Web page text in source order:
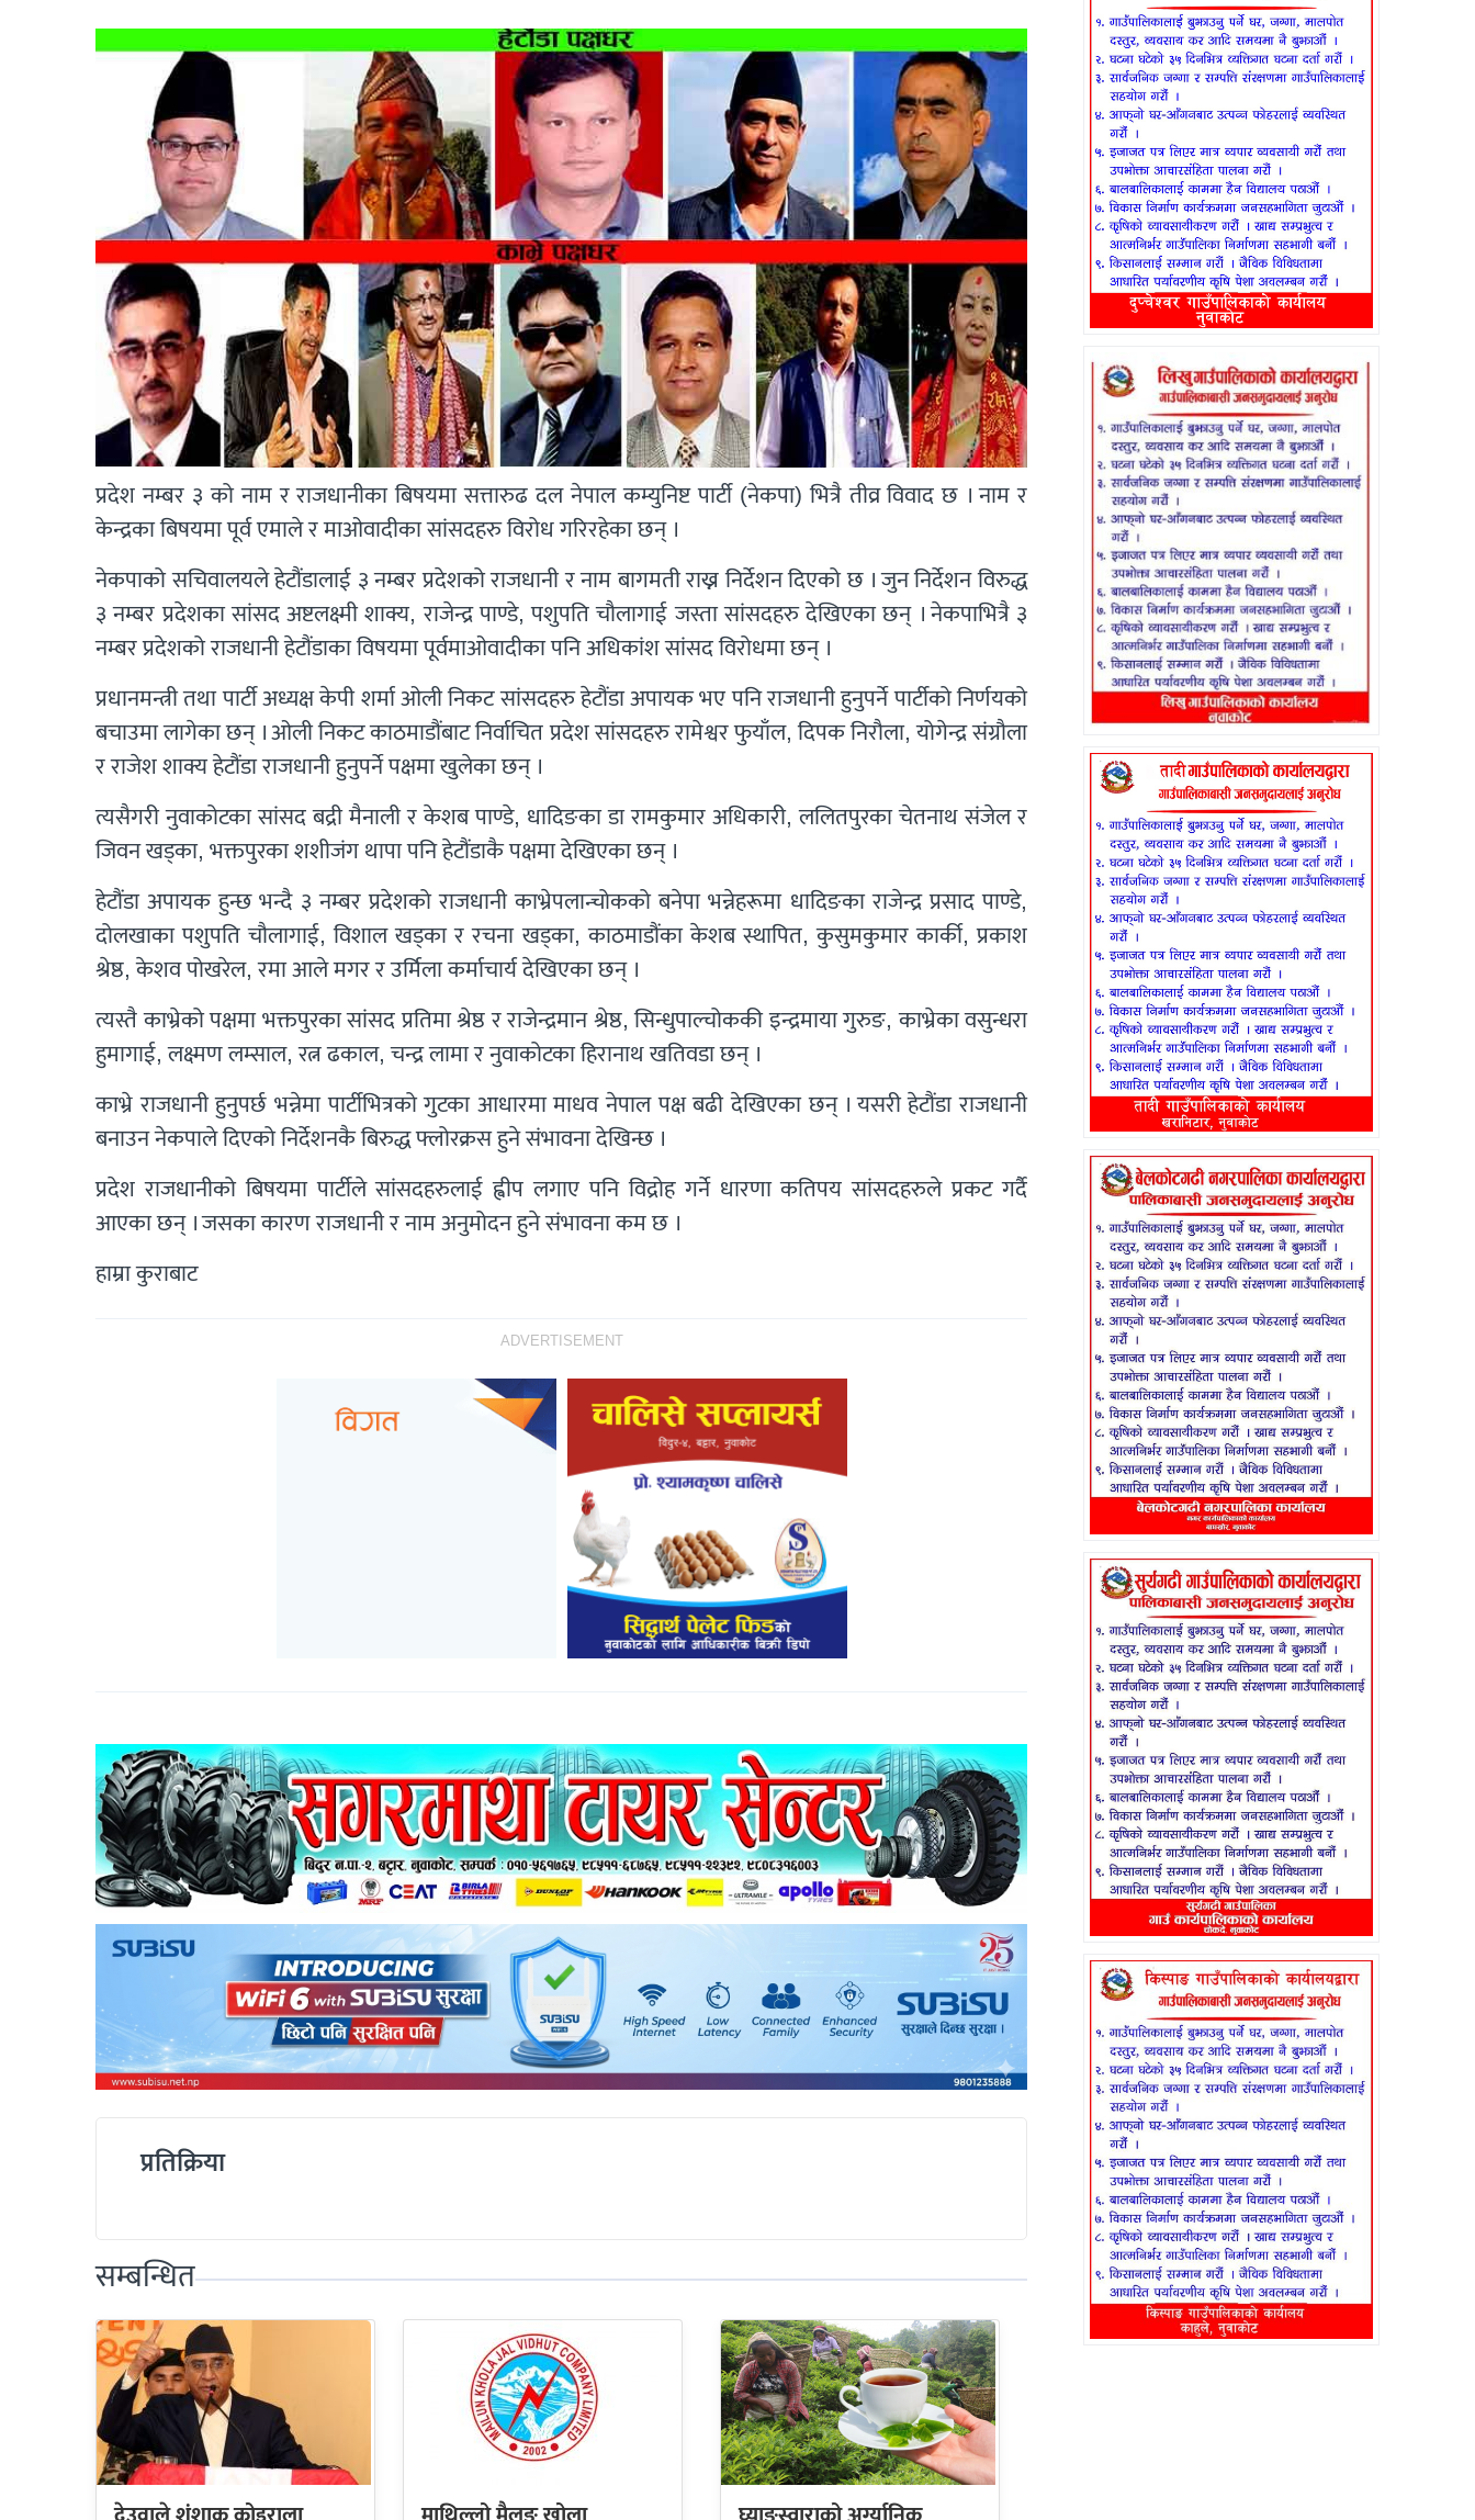
प्रदेश नम्बर ३ को नाम र राजधानीका बिषयमा सत्तारुढ दल नेपाल कम्युनिष्ट पार्टी (नेकपा) भित्रै तीव्र विवाद छ । नाम र
केन्द्रका बिषयमा पूर्व एमाले र माओवादीका सांसदहरु विरोध गरिरहेका छन् ।
नेकपाको सचिवालयले हेटौंडालाई ३ नम्बर प्रदेशको राजधानी र नाम बागमती राख्न निर्देशन दिएको छ । जुन निर्देशन विरुद्ध
३ नम्बर प्रदेशका सांसद अष्टलक्ष्मी शाक्य, राजेन्द्र पाण्डे, पशुपति चौलागाई जस्ता सांसदहरु देखिएका छन् । नेकपाभित्रै ३
नम्बर प्रदेशको राजधानी हेटौंडाका विषयमा पूर्वमाओवादीका पनि अधिकांश सांसद विरोधमा छन् ।
प्रधानमन्त्री तथा पार्टी अध्यक्ष केपी शर्मा ओली निकट सांसदहरु हेटौंडा अपायक भए पनि राजधानी हुनुपर्ने पार्टीको निर्णयको
बचाउमा लागेका छन् । ओली निकट काठमाडौंबाट निर्वाचित प्रदेश सांसदहरु रामेश्वर फुयाँल, दिपक निरौला, योगेन्द्र संग्रौला
र राजेश शाक्य हेटौंडा राजधानी हुनुपर्ने पक्षमा खुलेका छन् ।
त्यसैगरी नुवाकोटका सांसद बद्री मैनाली र केशब पाण्डे, धादिङका डा रामकुमार अधिकारी, ललितपुरका चेतनाथ संजेल र
जिवन खड्का, भक्तपुरका शशीजंग थापा पनि हेटौंडाकै पक्षमा देखिएका छन् ।
हेटौंडा अपायक हुन्छ भन्दै ३ नम्बर प्रदेशको राजधानी काभ्रेपलान्चोकको बनेपा भन्नेहरूमा धादिङका राजेन्द्र प्रसाद पाण्डे,
दोलखाका पशुपति चौलागाई, विशाल खड्का र रचना खड्का, काठमाडौंका केशब स्थापित, कुसुमकुमार कार्की, प्रकाश
श्रेष्ठ, केशव पोखरेल, रमा आले मगर र उर्मिला कर्माचार्य देखिएका छन् ।
त्यस्तै काभ्रेको पक्षमा भक्तपुरका सांसद प्रतिमा श्रेष्ठ र राजेन्द्रमान श्रेष्ठ, सिन्धुपाल्चोककी इन्द्रमाया गुरुङ, काभ्रेका वसुन्धरा
हुमागाई, लक्ष्मण लम्साल, रत्न ढकाल, चन्द्र लामा र नुवाकोटका हिरानाथ खतिवडा छन् ।
काभ्रे राजधानी हुनुपर्छ भन्नेमा पार्टीभित्रको गुटका आधारमा माधव नेपाल पक्ष बढी देखिएका छन् । यसरी हेटौंडा राजधानी
बनाउन नेकपाले दिएको निर्देशनकै बिरुद्ध फ्लोरक्रस हुने संभावना देखिन्छ ।
प्रदेश राजधानीको बिषयमा पार्टीले सांसदहरुलाई ह्वीप लगाए पनि विद्रोह गर्ने धारणा कतिपय सांसदहरुले प्रकट गर्दै
आएका छन् । जसका कारण राजधानी र नाम अनुमोदन हुने संभावना कम छ ।
हाम्रा कुराबाट
ADVERTISEMENT
प्रतिक्रिया
सम्बन्धित